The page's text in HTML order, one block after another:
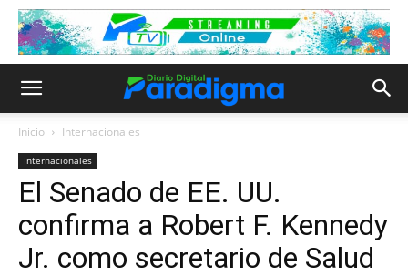
Inicio Internacionales
Internacionales
El Senado de EE. UU.
confirma a Robert F. Kennedy
Jr. como secretario de Salud